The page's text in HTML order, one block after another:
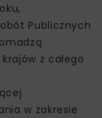
Publicznych
z całego
w zakresie